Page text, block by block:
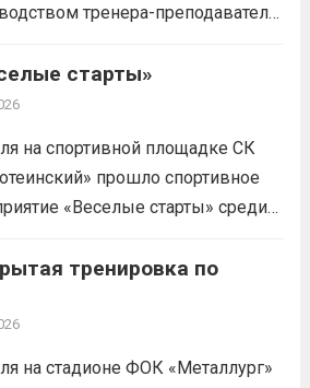
тренера-преподавателя
продемонстрировали
силовую выносливость и
старты»
на спортивной площадке СК
прошло спортивное
«Веселые старты» среди
на
главной целью
тренировка по
на стадионе ФОК «Металлург»